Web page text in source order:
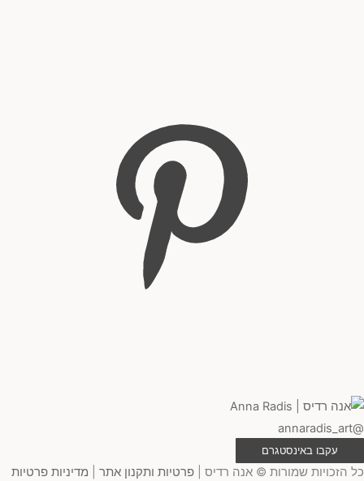
@annaradis_art
עקבו באינסטגרם
כל הזכויות שמורות © אנה רדיס | פרטיות ותקנון אתר מדיניות פרטיות